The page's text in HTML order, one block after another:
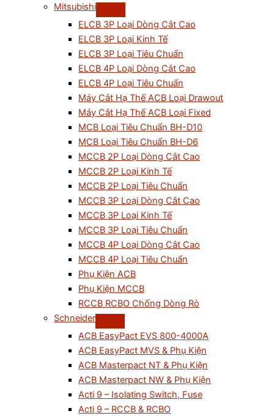
Mitsubishi
ELCB 3P Loại Dòng Cắt Cao
ELCB 3P Loại Kinh Tế
ELCB 3P Loại Tiêu Chuẩn
ELCB 4P Loại Dòng Cắt Cao
ELCB 4P Loại Tiêu Chuẩn
Máy Cắt Hạ Thế ACB Loại Drawout
Máy Cắt Hạ Thế ACB Loại Fixed
MCB Loại Tiêu Chuẩn BH-D10
MCB Loại Tiêu Chuẩn BH-D6
MCCB 2P Loại Dòng Cắt Cao
MCCB 2P Loại Kinh Tế
MCCB 2P Loại Tiêu Chuẩn
MCCB 3P Loại Dòng Cắt Cao
MCCB 3P Loại Kinh Tế
MCCB 3P Loại Tiêu Chuẩn
MCCB 4P Loại Dòng Cắt Cao
MCCB 4P Loại Tiêu Chuẩn
Phụ Kiện ACB
Phụ Kiện MCCB
RCCB RCBO Chống Dòng Rò
Schneider
ACB EasyPact EVS 800-4000A
ACB EasyPact MVS & Phụ Kiện
ACB Masterpact NT & Phụ Kiện
ACB Masterpact NW & Phụ Kiện
Acti 9 – Isolating Switch, Fuse
Acti 9 – RCCB & RCBO